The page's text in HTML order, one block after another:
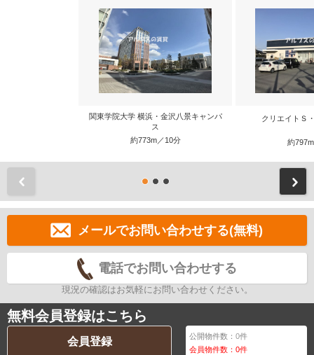
関東学院大学 横浜・金沢八景キャンパ
ス
約773m／10分
クリエイトＳ
約
メールでお問い合わせする(無料)
電話でお問い合わせする
現況の確認はお気軽にお問い合わせください。
無料会員登録はこちら
会員登録 公開物件数：0件
会員物件数：0件